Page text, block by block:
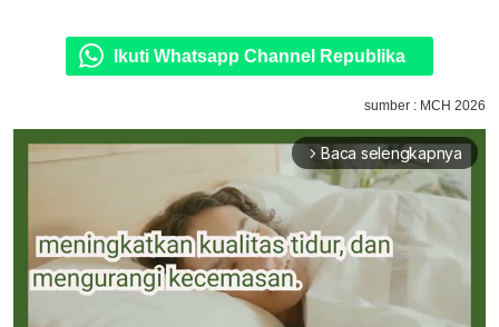
Ikuti Whatsapp Channel Republika
sumber : MCH 2026
arrow_forward_ios Baca selengkapnya